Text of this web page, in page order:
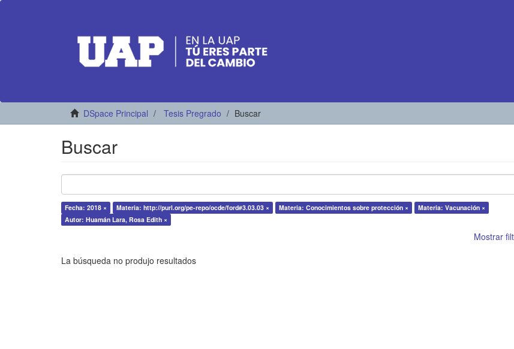
DSpace Principal Tesis Pregrado Buscar
Buscar
Fecha: 2018 × Materia: http://purl.org/pe-repo/ocde/ford#3.03.03 × Materia: Conocimientos sobre protección ×
Materia: Vacunación ×
Autor: Huamán Lara, Rosa Edith ×
Mostrar
La búsqueda no produjo resultados